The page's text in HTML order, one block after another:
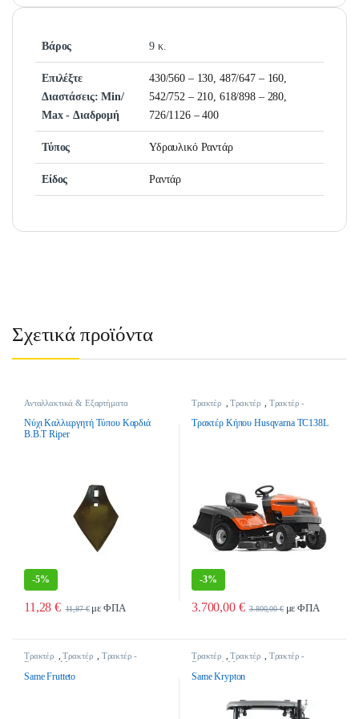
Βάρος 9 κ.
Επιλέξτε
Διαστάσεις: Μin/
Μax - Διαδρομή
430/560 – 130, 487/647 – 160,
542/752 – 210, 618/898 – 280,
726/1126 – 400
Τύπος Υδραυλικό Ραντάρ
Είδος Ραντάρ
Σχετικά προϊόντα
Ανταλλακτικά & Εξαρτήματα
Τρακτέρ - Γεωργικά Μηχανήματα
Νύχι Καλλιεργητή Τύπου Καρδιά
Β.Β.Τ Riper
-5%
11,28€ 11,87€με ΦΠΑ
Τρακτέρ ,Τρακτέρ
Τρακτέρ -
Τρακτέρ Κήπου Husqvarna TC138L
-3%
3.700,00 € 3.800,00€με ΦΠΑ
Τρακτέρ ,Τρακτέρ , Τρακτέρ -
Γεωργικά Μηχανήματα
Same Frutteto
Τρακτέρ ,Τρακτέρ , Τρακτέρ -
Γεωργικά Μηχανήματα
Same Krypton